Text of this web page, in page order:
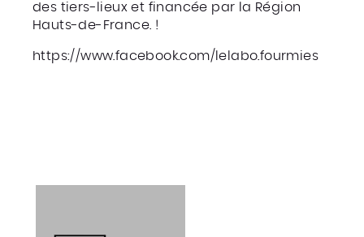
des tiers-lieux et financée par la Région
Hauts-de-France. !
https://www.facebook.com/lelabo.fourmies